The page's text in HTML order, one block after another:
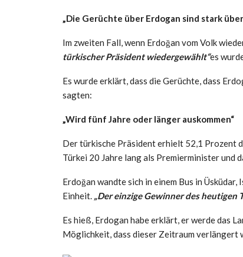
„Die Gerüchte über Erdogan sind stark
Im zweiten Fall, wenn Erdoğan vom Volk
türkischer Präsident wiedergewählt“es
Es wurde erklärt, dass die Gerüchte, dass
sagten:
„Wird fünf Jahre oder länger auskommen“
Der türkische Präsident erhielt 52,1 Prozent
Türkei 20 Jahre lang als Premierminister und
Erdoğan wandte sich in einem Bus in
Einheit. „Der einzige Gewinner des heutigen
Es hieß, Erdogan habe erklärt, er werde das
Möglichkeit, dass dieser Zeitraum verlängert